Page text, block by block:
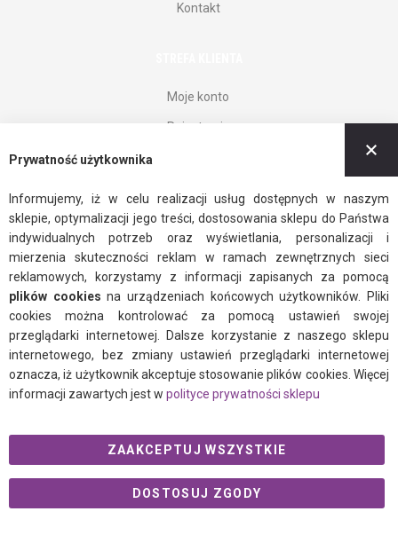
Kontakt
Moje konto
Rejestracja
Regulamin
Polityka prywatności
facebookinstagram
twitter
Prywatność użytkownika
Informujemy, iż w celu realizacji usług dostępnych w naszym
sklepie, optymalizacji jego treści, dostosowania sklepu do Państwa
indywidualnych potrzeb oraz wyświetlania, personalizacji i
mierzenia skuteczności reklam w ramach zewnętrznych sieci
reklamowych, korzystamy z informacji zapisanych za pomocą
plików cookiesna urządzeniach końcowych użytkowników. Pliki
cookies można kontrolować za pomocą ustawień swojej
przeglądarki internetowej. Dalsze korzystanie z naszego sklepu
internetowego, bez zmiany ustawień przeglądarki internetowej
oznacza, iż użytkownik akceptuje stosowanie plików cookies. Więcej
informacji zawartych jest w polityce prywatności sklepu
ZAAKCEPTUJ WSZYSTKIE
DOSTOSUJ ZGODY